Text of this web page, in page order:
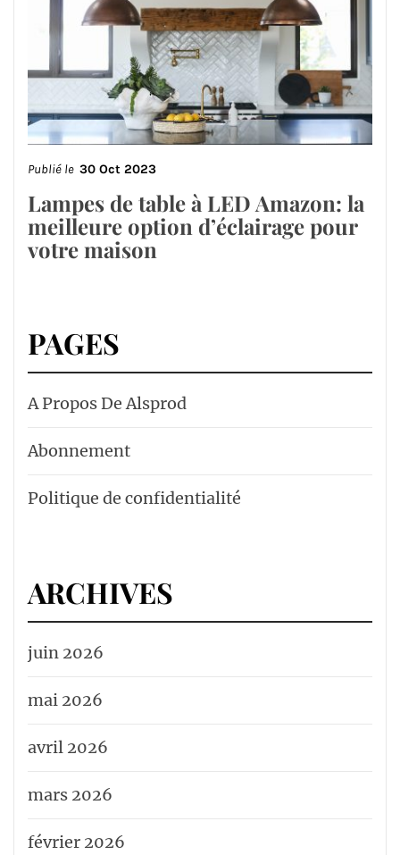
Publié le 30 Oct 2023
Lampes de table à LED Amazon: la
meilleure option d’éclairage pour
votre maison
PAGES
A Propos De Alsprod
Abonnement
Politique de confidentialité
ARCHIVES
juin 2026
mai 2026
avril 2026
mars 2026
février 2026